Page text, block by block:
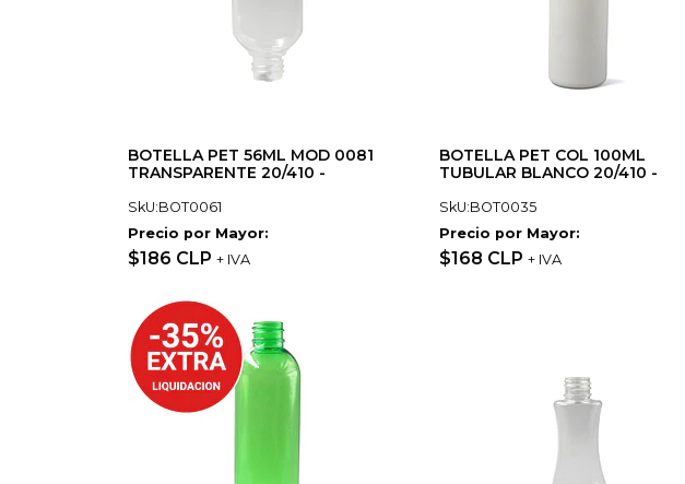
BOTELLA PET 56ML MOD 0081
TRANSPARENTE 20/410 -
SkU:BOT0061
Precio por Mayor:
$186 CLP + IVA
BOTELLA PET COL 100ML
TUBULAR BLANCO 20/410 -
SkU:BOT0035
Precio por Mayor:
$168 CLP + IVA